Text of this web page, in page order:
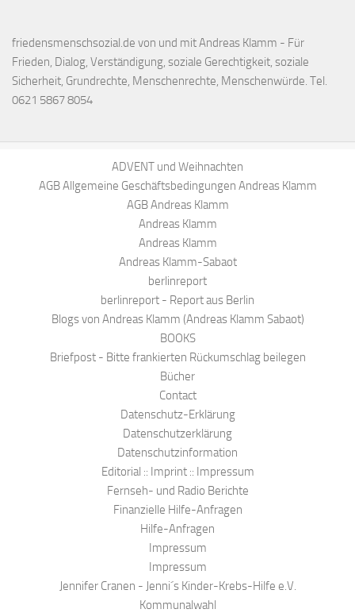
friedensmenschsozial.de von und mit Andreas Klamm - Für
Frieden, Dialog, Verständigung, soziale Gerechtigkeit, soziale
Sicherheit, Grundrechte, Menschenrechte, Menschenwürde. Tel.
0621 5867 8054
ADVENT und Weihnachten
AGB Allgemeine Geschäftsbedingungen Andreas Klamm
AGB Andreas Klamm
Andreas Klamm
Andreas Klamm
Andreas Klamm-Sabaot
berlinreport
berlinreport - Report aus Berlin
Blogs von Andreas Klamm (Andreas Klamm Sabaot)
BOOKS
Briefpost - Bitte frankierten Rückumschlag beilegen
Bücher
Contact
Datenschutz-Erklärung
Datenschutzerklärung
Datenschutzinformation
Editorial :: Imprint :: Impressum
Fernseh- und Radio Berichte
Finanzielle Hilfe-Anfragen
Hilfe-Anfragen
Impressum
Impressum
Jennifer Cranen - Jenni´s Kinder-Krebs-Hilfe e.V.
Kommunalwahl